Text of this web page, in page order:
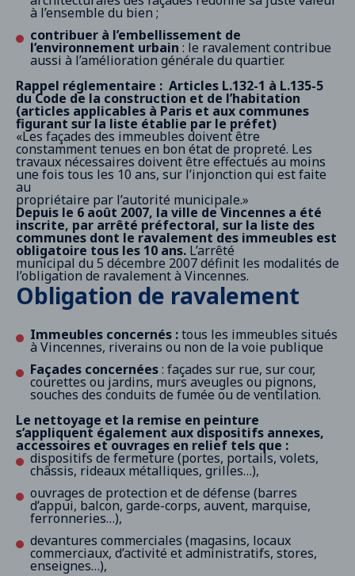
à l’ensemble du bien ;
contribuer à l’embellissement de
l’environnement urbain : le ravalement contribue
aussi à l’amélioration générale du quartier.
Rappel réglementaire : Articles L.132-1 à L.135-5
du Code de la construction et de l’habitation
(articles applicables à Paris et aux communes
figurant sur la liste établie par le préfet)
«Les façades des immeubles doivent être
constamment tenues en bon état de propreté. Les
travaux nécessaires doivent être effectués au moins
une fois tous les 10 ans, sur l’injonction qui est faite
au
propriétaire par l’autorité municipale.»
Depuis le 6 août 2007, la ville de Vincennes a été
inscrite, par arrêté préfectoral, sur la liste des
communes dont le ravalement des immeubles est
obligatoire tous les 10 ans. L’arrêté
municipal du 5 décembre 2007 définit les modalités de
l’obligation de ravalement à Vincennes.
Obligation de ravalement
Immeubles concernés :tous les immeubles situés
à Vincennes, riverains ou non de la voie publique
Façades concernées: façades sur rue, sur cour,
courettes ou jardins, murs aveugles ou pignons,
souches des conduits de fumée ou de ventilation.
Le nettoyage et la remise en peinture
s’appliquent également aux dispositifs annexes,
accessoires et ouvrages en relief tels que :
dispositifs de fermeture (portes, portails, volets,
châssis, rideaux métalliques, grilles…),
ouvrages de protection et de défense (barres
d’appui, balcon, garde-corps, auvent, marquise,
ferronneries…),
devantures commerciales (magasins, locaux
commerciaux, d’activité et administratifs, stores,
enseignes…),